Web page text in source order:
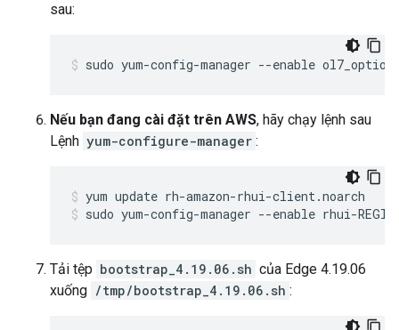
sau:
sudo yum-config-manager --enable
Nếu bạn đang cài đặt trên AWS, hãy chạy lệnh sau
Lệnh yum-configure-manager :
sudo yum-config-manager --enable rhui-
Tải tệp bootstrap_4.19.06.sh của Edge 4.19.06
xuống /tmp/bootstrap_4.19.06.sh :